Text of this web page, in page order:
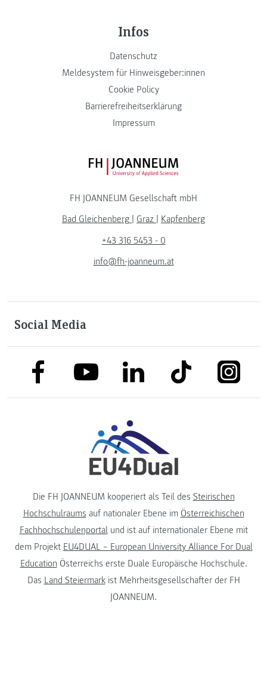
Infos
Datenschutz
Meldesystem für Hinweisgeber:innen
Cookie Policy
Barrierefreiheitserklärung
Impressum
FH JOANNEUM Logo
FH JOANNEUM Gesellschaft mbH
Bad Gleichenberg
Graz
Kapfenberg
+43 316 5453 - 0
info@fh-joanneum.at
Social Media
link to facebooklink to youtubelink to linkedinlink to tiktok
Die FH JOANNEUM kooperiert als Teil des Steirischen
Hochschulraums auf nationaler Ebene im Österreichischen
Fachhochschulenportalund ist auf internationaler Ebene mit
dem Projekt EU4DUAL – European University Alliance For Dual
Education Österreichs erste Duale Europäische Hochschule.
Das Land Steiermarkist Mehrheitsgesellschafter der FH
JOANNEUM.